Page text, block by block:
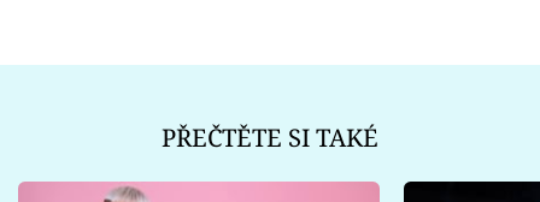
PŘEČTĚTE SI TAKÉ